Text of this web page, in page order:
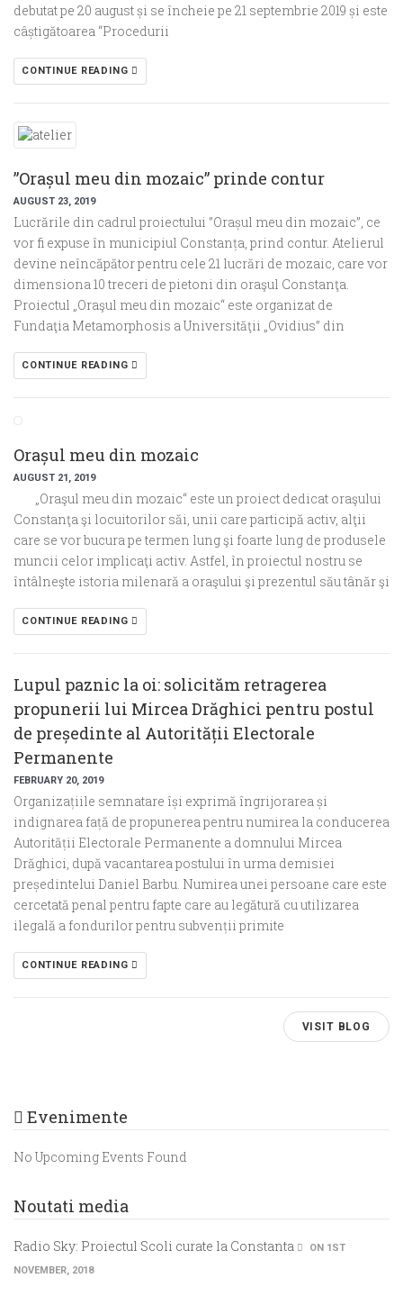
debutat pe 20 august și se încheie pe 21 septembrie 2019 și este
câștigătoarea “Procedurii
CONTINUE READING
”Orașul meu din mozaic” prinde contur
AUGUST 23, 2019
Lucrările din cadrul proiectului ”Orașul meu din mozaic”, ce
vor fi expuse în municipiul Constanța, prind contur. Atelierul
devine neîncăpător pentru cele 21 lucrări de mozaic, care vor
dimensiona 10 treceri de pietoni din oraşul Constanţa.
Proiectul „Oraşul meu din mozaic“ este organizat de
Fundaţia Metamorphosis a Universităţii „Ovidius” din
CONTINUE READING
Orașul meu din mozaic
AUGUST 21, 2019
„Oraşul meu din mozaic“ este un proiect dedicat oraşului
Constanţa şi locuitorilor săi, unii care participă activ, alţii
care se vor bucura pe termen lung şi foarte lung de produsele
muncii celor implicaţi activ. Astfel, în proiectul nostru se
întâlneşte istoria milenară a oraşului şi prezentul său tânăr şi
CONTINUE READING
Lupul paznic la oi: solicităm retragerea
propunerii lui Mircea Drăghici pentru postul
de președinte al Autorității Electorale
Permanente
FEBRUARY 20, 2019
Organizațiile semnatare își exprimă îngrijorarea și
indignarea față de propunerea pentru numirea la conducerea
Autorității Electorale Permanente a domnului Mircea
Drăghici, după vacantarea postului în urma demisiei
președintelui Daniel Barbu. Numirea unei persoane care este
cercetată penal pentru fapte care au legătură cu utilizarea
ilegală a fondurilor pentru subvenții primite
CONTINUE READING
VISIT BLOG
Evenimente
No Upcoming Events Found
Noutati media
Radio Sky: Proiectul Scoli curate la Constanta
ON 1ST
NOVEMBER, 2018